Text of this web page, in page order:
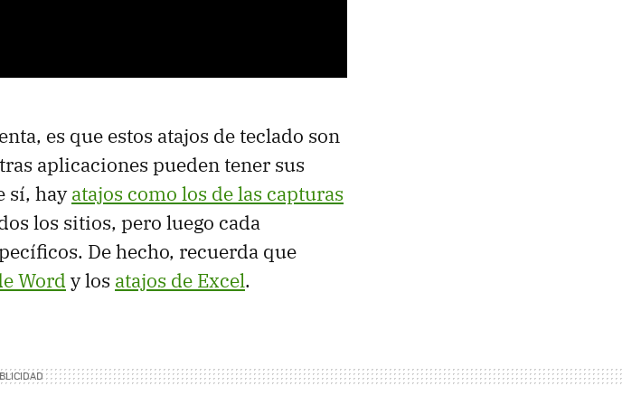
es que estos atajos de teclado son
aplicaciones pueden tener sus
sí, hayatajos como los de las capturas
los sitios, pero luego cada
De hecho, recuerda que
Word y los atajos de Excel.